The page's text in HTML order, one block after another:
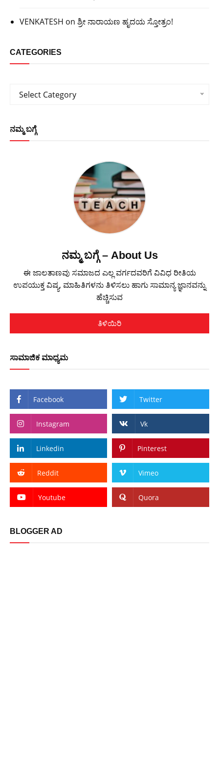
VENKATESH on ಶ್ರೀ ನಾರಾಯಣ ಹೃದಯ ಸ್ತೋತ್ರಂ!
CATEGORIES
Categories
Select Category
ನಮ್ಮ ಬಗ್ಗೆ
ನಮ್ಮ ಬಗ್ಗೆ – About Us
ಈ ಜಾಲತಾಣವು ಸಮಾಜದ ಎಲ್ಲ ವರ್ಗದವರಿಗೆ ವಿವಿಧ ರೀತಿಯ
ಉಪಯುಕ್ತ ವಿಷ್ಯ, ಮಾಹಿತಿಗಳನು ತಿಳಿಸಲು ಹಾಗು ಸಾಮಾನ್ಯ ಜ್ಞಾನವನ್ನು
ಹೆಚ್ಚಿಸುವ
ತಿಳಿಯಿರಿ
ಸಾಮಾಜಿಕ ಮಾಧ್ಯಮ
Facebook Twitter
Instagram Vk
Linkedin Pinterest
Reddit Vimeo
Youtube Quora
BLOGGER AD